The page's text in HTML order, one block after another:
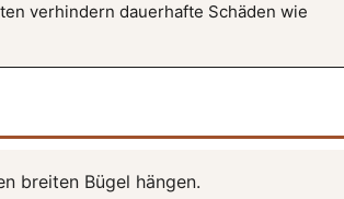
verhindern dauerhafte Schäden wie
breiten Bügel hängen.